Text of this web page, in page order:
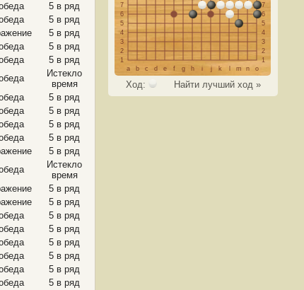
5 в ряд
5 в ряд
5 в ряд
5 в ряд
5 в ряд
Истекло
время
5 в ряд
5 в ряд
5 в ряд
5 в ряд
5 в ряд
Истекло
время
5 в ряд
5 в ряд
5 в ряд
5 в ряд
5 в ряд
5 в ряд
5 в ряд
5 в ряд
7
7
6
6
5
5
4
4
3
3
2
2
1
1
a
b c d e f g h i j k m n o
Ход: Найти лучший ход »